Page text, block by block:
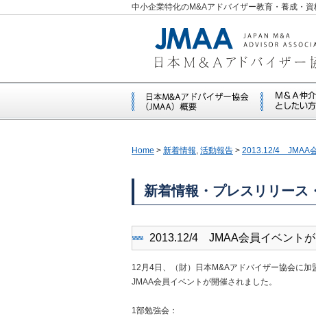
中小企業特化のM&Aアドバイザー教育・養成・
Home > 新着情報, 活動報告 > 2013.12/4 JMAA会
新着情報・プレスリリース
2013.12/4 JMAA会員イベントが
12月4日、（財）日本M&Aアドバイザー協会に加
JMAA会員イベントが開催されました。
1部勉強会：